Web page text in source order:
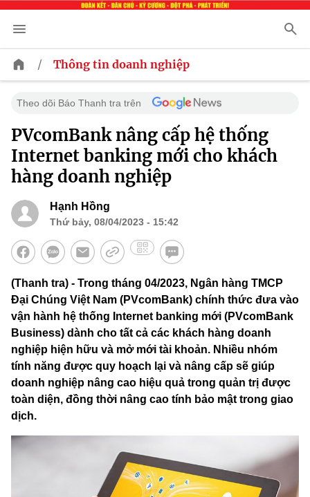
/ Thông tin doanh nghiệp
Theo dõi Báo Thanh tra trên
PVcomBank nâng cấp hệ thống
Internet banking mới cho khách
hàng doanh nghiệp
Hạnh Hồng
Thứ bảy, 08/04/2023 - 15:42
(Thanh tra) - Trong tháng 04/2023, Ngân hàng TMCP
Đại Chúng Việt Nam (PVcomBank) chính thức đưa vào
vận hành hệ thống Internet banking mới (PVcomBank
Business) dành cho tất cả các khách hàng doanh
nghiệp hiện hữu và mở mới tài khoản. Nhiều nhóm
tính năng được quy hoạch lại và nâng cấp sẽ giúp
doanh nghiệp nâng cao hiệu quả trong quản trị được
toàn diện, đồng thời nâng cao tính bảo mật trong giao
dịch.